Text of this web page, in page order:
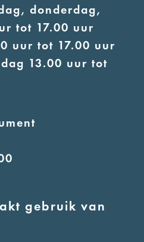
gebruik van
donderdag,
tot 17.00 uur
uur tot 17.00 uur
13.00 uur tot